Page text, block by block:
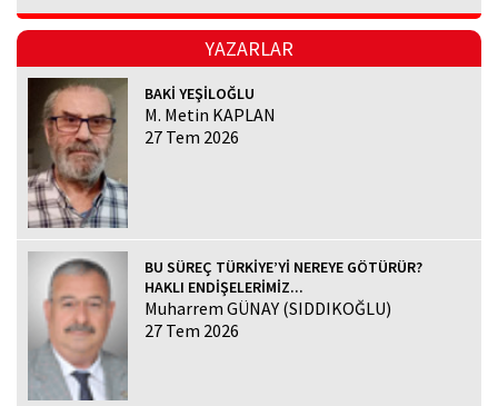
YAZARLAR
BAKİ YEŞİLOĞLU
M. Metin KAPLAN
27 Tem 2026
BU SÜREÇ TÜRKİYE’Yİ NEREYE GÖTÜRÜR?
HAKLI ENDİŞELERİMİZ...
Muharrem GÜNAY (SIDDIKOĞLU)
27 Tem 2026